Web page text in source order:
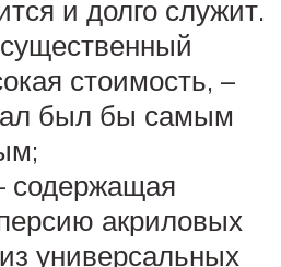
и долго служит.
стоимость, –
был бы самым
содержащая
акриловых
универсальных